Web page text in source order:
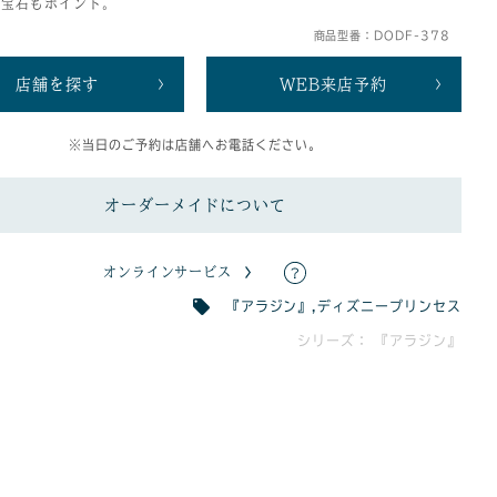
石もポイント。
商品型番：DODF-378
店舗を探す WEB来店予約
※当日のご予約は店舗へお電話ください。
オーダーメイドについて
オンラインサービス
『アラジン』 ,ディズニープリンセス
シリーズ： 『アラジン』